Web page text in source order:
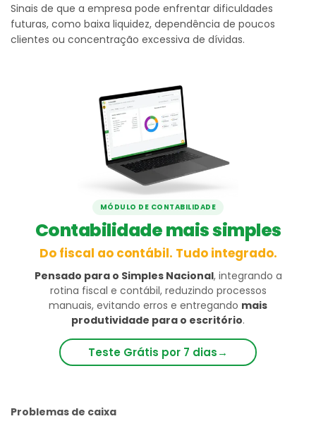
Sinais de que a empresa pode enfrentar dificuldades
futuras, como baixa liquidez, dependência de poucos
clientes ou concentração excessiva de dívidas.
MÓDULO DE CONTABILIDADE
Contabilidade mais simples
Do fiscal ao contábil. Tudo integrado.
Pensado para o Simples Nacional, integrando a
rotina fiscal e contábil, reduzindo processos
manuais, evitando erros e entregando mais
produtividade para o escritório.
Teste Grátis por 7 dias→
Problemas de caixa